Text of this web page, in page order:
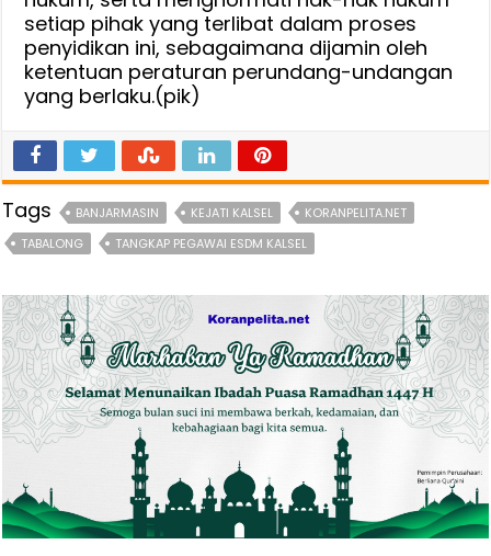
setiap pihak yang terlibat dalam proses
penyidikan ini, sebagaimana dijamin oleh
ketentuan peraturan perundang-undangan
yang berlaku.(pik)
Tags BANJARMASIN KEJATI KALSEL
KORANPELITA.NET
TABALONG
TANGKAP PEGAWAI ESDM KALSEL